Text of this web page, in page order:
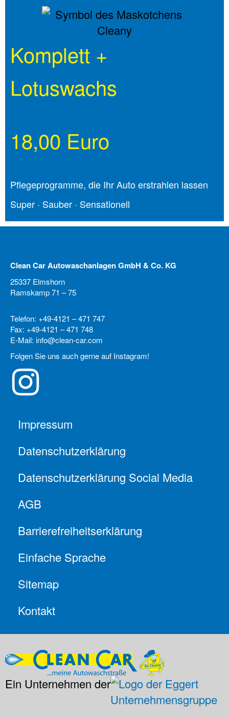
Komplett +
Lotuswachs
18,00 Euro
Pflege­programme, die Ihr Auto erstrahlen lassen
Super · Sauber · Sensationell
Clean Car Autowaschanlagen GmbH & Co. KG
25337 Elmshorn
Ramskamp 71 – 75
Telefon: +49-4121 – 471 747
Fax: +49-4121 – 471 748
E-Mail: info@clean-car.com
Folgen Sie uns auch gerne auf Instagram!
Impressum
Datenschutzerklärung
Datenschutzerklärung Social Media
AGB
Barrierefreiheitserklärung
Einfache Sprache
Sitemap
Kontakt
Ein Unternehmen der